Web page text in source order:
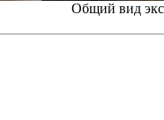
Общий вид